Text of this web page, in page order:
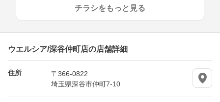
チラシをもっと見る
ウエルシア/深谷仲町店の店舗詳細
住所
〒366-0822
埼玉県深谷市仲町7-10